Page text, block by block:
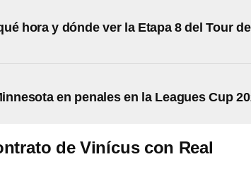
hora y dónde ver la Etapa 8 del Tour de
en penales en la Leagues Cup
de Vinícus con Real